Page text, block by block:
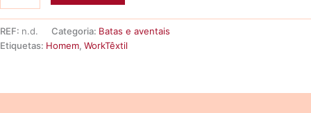
de
homem
REF: n.d. Categoria: Batas e aventais
Etiquetas: Homem, WorkTêxtil